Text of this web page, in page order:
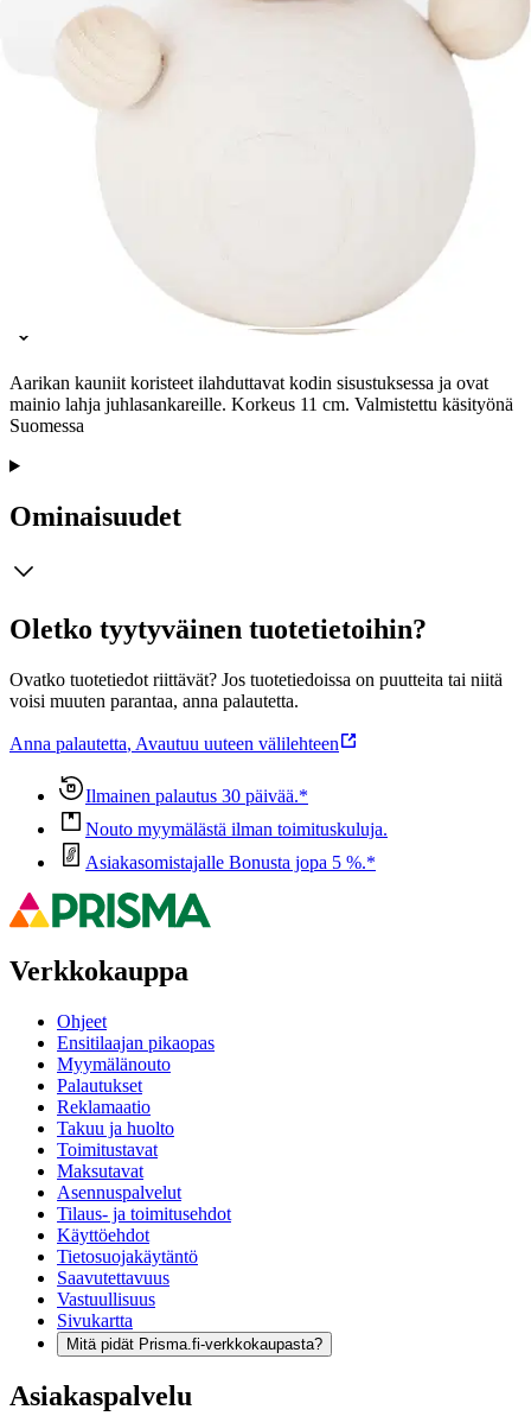
Etu ei koske Suuri‑lisäpalvelulla toimitettavia tuotteita.
Tarkista myymäläsaatavuus
Tuotekuvaus
Aarikan kauniit koristeet ilahduttavat kodin sisustuksessa ja ovat
mainio lahja juhlasankareille. Korkeus 11 cm. Valmistettu käsityönä
Suomessa
Ominaisuudet
Oletko tyytyväinen tuotetietoihin?
Ovatko tuotetiedot riittävät? Jos tuotetiedoissa on puutteita tai niitä
voisi muuten parantaa, anna palautetta.
Anna palautetta, Avautuu uuteen välilehteen
Ilmainen palautus 30 päivää.*
Nouto myymälästä ilman toimituskuluja.
Asiakasomistajalle Bonusta jopa 5 %.*
Verkkokauppa
Ohjeet
Ensitilaajan pikaopas
Myymälänouto
Palautukset
Reklamaatio
Takuu ja huolto
Toimitustavat
Maksutavat
Asennuspalvelut
Tilaus- ja toimitusehdot
Käyttöehdot
Tietosuojakäytäntö
Saavutettavuus
Vastuullisuus
Sivukartta
Mitä pidät Prisma.fi-verkkokaupasta?
Asiakaspalvelu